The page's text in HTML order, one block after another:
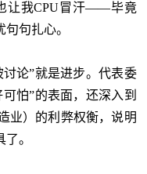
让我CPU冒汗——毕竟
句扎心。
讨论”就是进步。代表委
怕”的表面，还深入到
业）的利弊权衡，说明
。